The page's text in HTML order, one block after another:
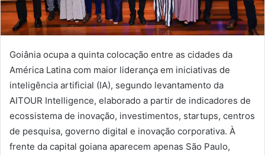
Goiânia ocupa a quinta colocação entre as cidades da
América Latina com maior liderança em iniciativas de
inteligência artificial (IA), segundo levantamento da
AITOUR Intelligence, elaborado a partir de indicadores de
ecossistema de inovação, investimentos, startups, centros
de pesquisa, governo digital e inovação corporativa. À
frente da capital goiana aparecem apenas São Paulo,